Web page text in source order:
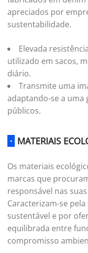
apreciados por
sustentabilidade.
Elevada
utilizado em sacos,
diário.
Transmite uma
adaptando-se a uma
públicos.
· MATERIAIS
Os materiais
marcas que
responsável nas
Caracterizam-se
sustentável e por
equilibrada entre
compromisso